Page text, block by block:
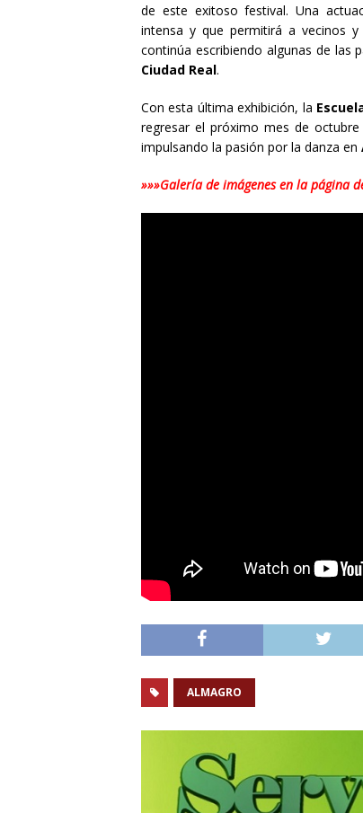
de este exitoso festival. Una
intensa y que permitirá a vecinos
continúa escribiendo algunas de las
Ciudad Real.
Con esta última exhibición, la
regresar el próximo mes de
impulsando la pasión por la danza en
»»»Galería de imágenes en la página
ALMAGRO